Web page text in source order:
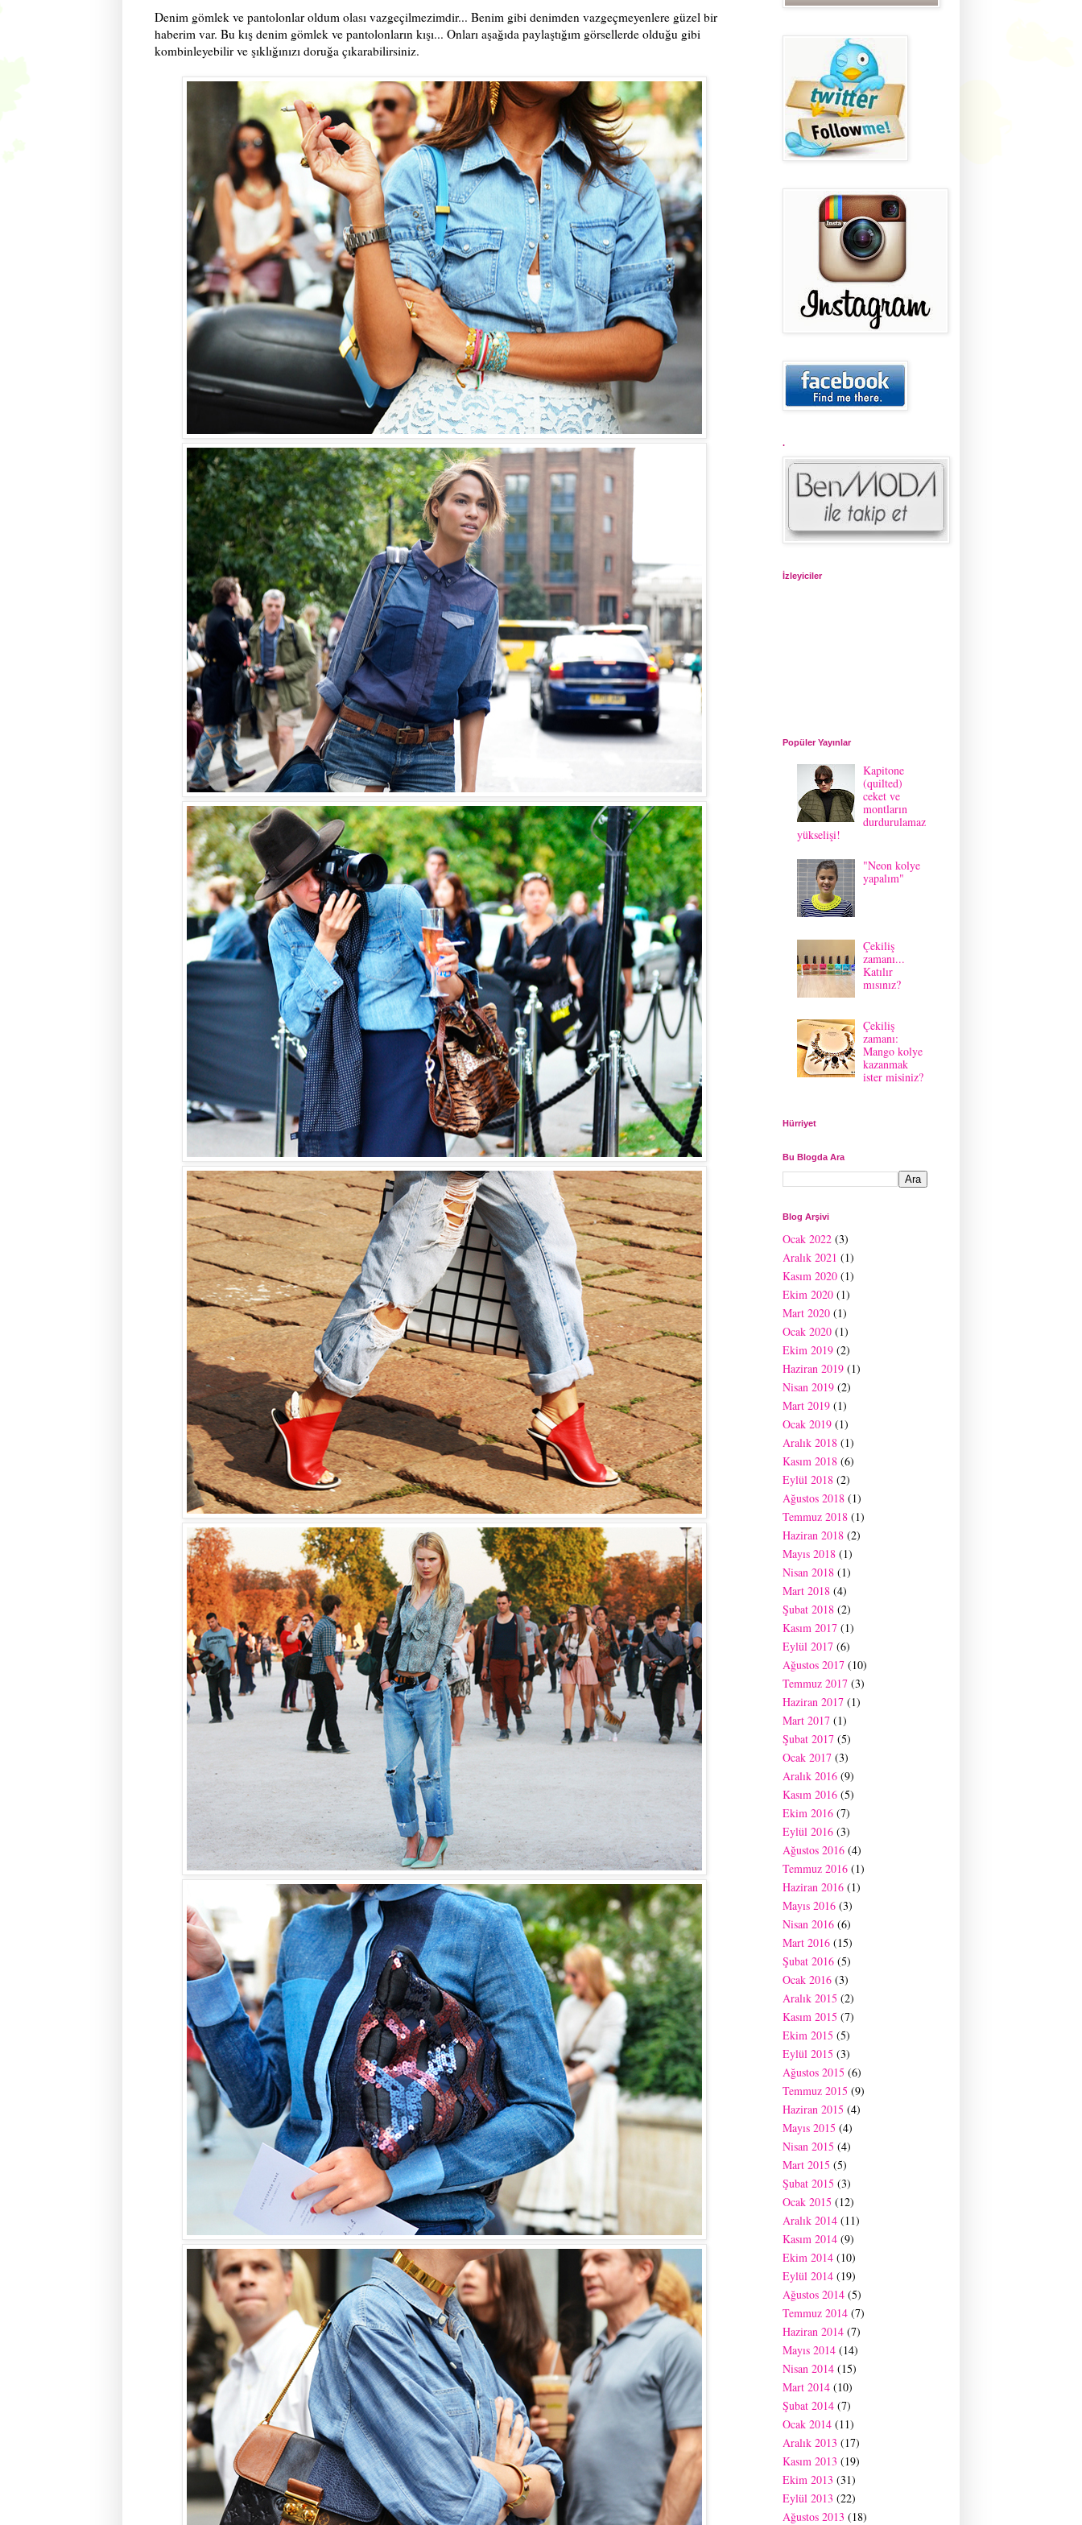
Denim gömlek ve pantolonlar oldum olası vazgeçilmezimdir... Benim gibi denimden vazgeçmeyenlere güzel bir
haberim var. Bu kış denim gömlek ve pantolonların kışı... Onları aşağıda paylaştığım görsellerde olduğu gibi
kombinleyebilir ve şıklığınızı doruğa çıkarabilirsiniz.
.
İzleyiciler
Popüler Yayınlar
Kapitone
(quilted)
ceket ve
montların
durdurulamaz
yükselişi!
"Neon kolye
yapalım"
Çekiliş
zamanı...
Katılır
mısınız?
Çekiliş
zamanı:
Mango kolye
kazanmak
ister misiniz?
Hürriyet
Bu Blogda Ara
Blog Arşivi
Ocak 2022 (3)
Aralık 2021 (1)
Kasım 2020 (1)
Ekim 2020 (1)
Mart 2020 (1)
Ocak 2020 (1)
Ekim 2019 (2)
Haziran 2019 (1)
Nisan 2019 (2)
Mart 2019 (1)
Ocak 2019 (1)
Aralık 2018 (1)
Kasım 2018 (6)
Eylül 2018 (2)
Ağustos 2018 (1)
Temmuz 2018 (1)
Haziran 2018 (2)
Mayıs 2018 (1)
Nisan 2018 (1)
Mart 2018 (4)
Şubat 2018 (2)
Kasım 2017 (1)
Eylül 2017 (6)
Ağustos 2017 (10)
Temmuz 2017 (3)
Haziran 2017 (1)
Mart 2017 (1)
Şubat 2017 (5)
Ocak 2017 (3)
Aralık 2016 (9)
Kasım 2016 (5)
Ekim 2016 (7)
Eylül 2016 (3)
Ağustos 2016 (4)
Temmuz 2016 (1)
Haziran 2016 (1)
Mayıs 2016 (3)
Nisan 2016 (6)
Mart 2016 (15)
Şubat 2016 (5)
Ocak 2016 (3)
Aralık 2015 (2)
Kasım 2015 (7)
Ekim 2015 (5)
Eylül 2015 (3)
Ağustos 2015 (6)
Temmuz 2015 (9)
Haziran 2015 (4)
Mayıs 2015 (4)
Nisan 2015 (4)
Mart 2015 (5)
Şubat 2015 (3)
Ocak 2015 (12)
Aralık 2014 (11)
Kasım 2014 (9)
Ekim 2014 (10)
Eylül 2014 (19)
Ağustos 2014 (5)
Temmuz 2014 (7)
Haziran 2014 (7)
Mayıs 2014 (14)
Nisan 2014 (15)
Mart 2014 (10)
Şubat 2014 (7)
Ocak 2014 (11)
Aralık 2013 (17)
Kasım 2013 (19)
Ekim 2013 (31)
Eylül 2013 (22)
Ağustos 2013 (18)